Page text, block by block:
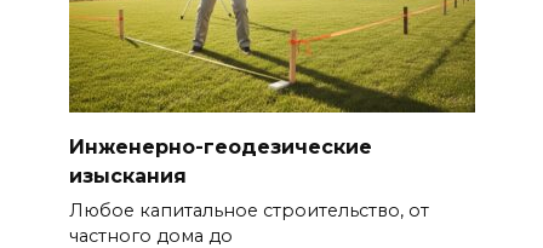
Инженерно-геодезические
изыскания
Любое капитальное строительство, от
частного дома до